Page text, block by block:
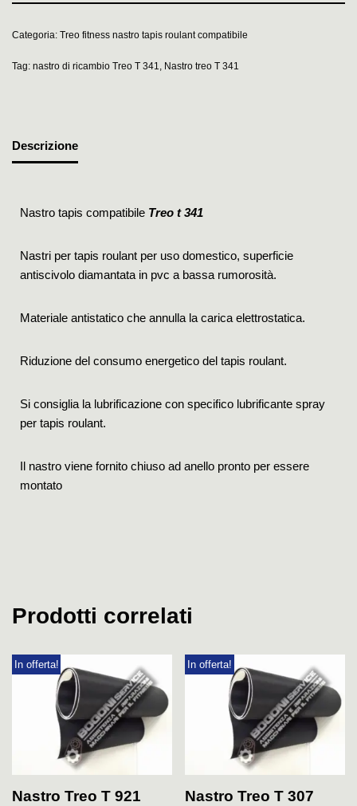
Categoria: Treo fitness nastro tapis roulant compatibile
Tag: nastro di ricambio Treo T 341, Nastro treo T 341
Descrizione
Nastro tapis compatibile Treo t 341
Nastri per tapis roulant per uso domestico, superficie
antiscivolo diamantata in pvc a bassa rumorosità.
Materiale antistatico che annulla la carica elettrostatica.
Riduzione del consumo energetico del tapis roulant.
Si consiglia la lubrificazione con specifico lubrificante spray
per tapis roulant.
Il nastro viene fornito chiuso ad anello pronto per essere
montato
Prodotti correlati
In offerta!
Nastro Treo T 921
In offerta!
Nastro Treo T 307